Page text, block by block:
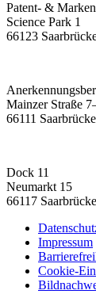
Patent- &
Science Park 1
66123
Mainzer Straße
66111
Dock 11
Neumarkt 15
66117
Impressum
Cookie-